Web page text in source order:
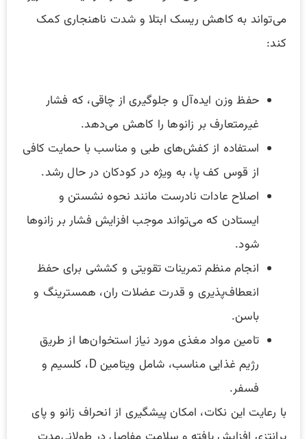
می‌تواند به کاهش ریسک ابتلا و شدت ناهنجاری کمک
کند:
حفظ وزن ایده‌آل و جلوگیری از چاقی، که فشار
غیرمتعارف بر زانوها را کاهش می‌دهد.
استفاده از کفش‌های طبی و مناسب با حمایت کافی
از قوس کف پا، به ویژه در کودکان در حال رشد.
اصلاح عادات نادرست مانند نحوه نشستن و
ایستادن که می‌تواند موجب افزایش فشار بر زانوها
شود.
انجام منظم تمرینات تقویتی و کششی برای حفظ
انعطاف‌پذیری و قدرت عضلات ران، همسترینگ و
باسن.
تامین مواد مغذی مورد نیاز استخوان‌ها از طریق
رژیم غذایی مناسب، شامل ویتامین D، کلسیم و
فسفر.
با رعایت این نکات، امکان پیشگیری از انحراف زانو و پای